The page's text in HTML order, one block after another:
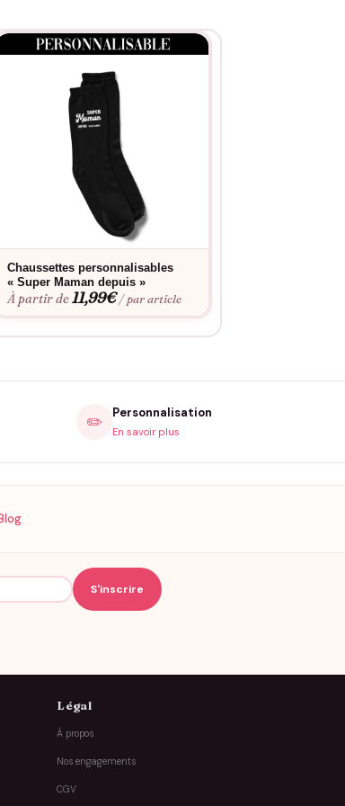
Chaussettes personnalisables
« Super Maman depuis »
À partir de11,99€ / par article
✏️ Personnalisation
En savoir plus
Légal
À propos
Nos engagements
CGV